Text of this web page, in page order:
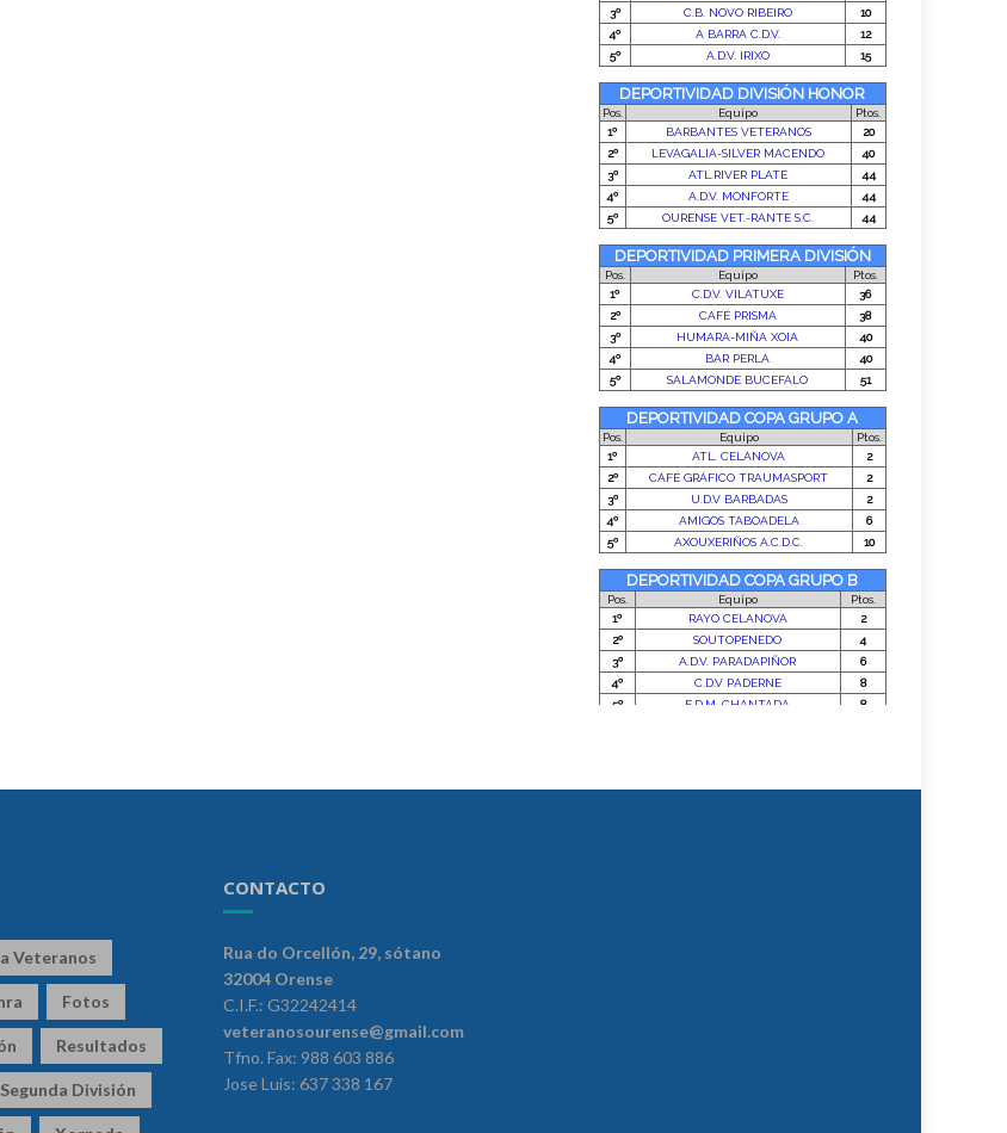
Veteranos
Fotos
Resultados
Segunda División
CONTACTO
Rua do Orcellón, 29, sótano
32004 Orense
C.I.F.: G32242414
veteranosourense@gmail.com
Tfno. Fax: 988 603 886
Jose Luis: 637 338 167